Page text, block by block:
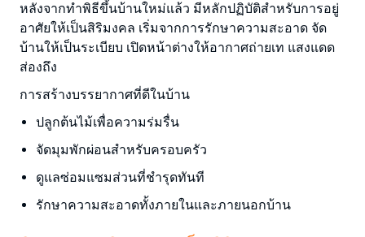
หลังจากทำพิธีขึ้นบ้านใหม่แล้ว มีหลักปฏิบัติสำหรับการอยู่
อาศัยให้เป็นสิริมงคล เริ่มจากการรักษาความสะอาด จัด
บ้านให้เป็นระเบียบ เปิดหน้าต่างให้อากาศถ่ายเท แสงแดด
ส่องถึง
การสร้างบรรยากาศที่ดีในบ้าน
ปลูกต้นไม้เพื่อความร่มรื่น
จัดมุมพักผ่อนสำหรับครอบครัว
ดูแลซ่อมแซมส่วนที่ชำรุดทันที
รักษาความสะอาดทั้งภายในและภายนอกบ้าน